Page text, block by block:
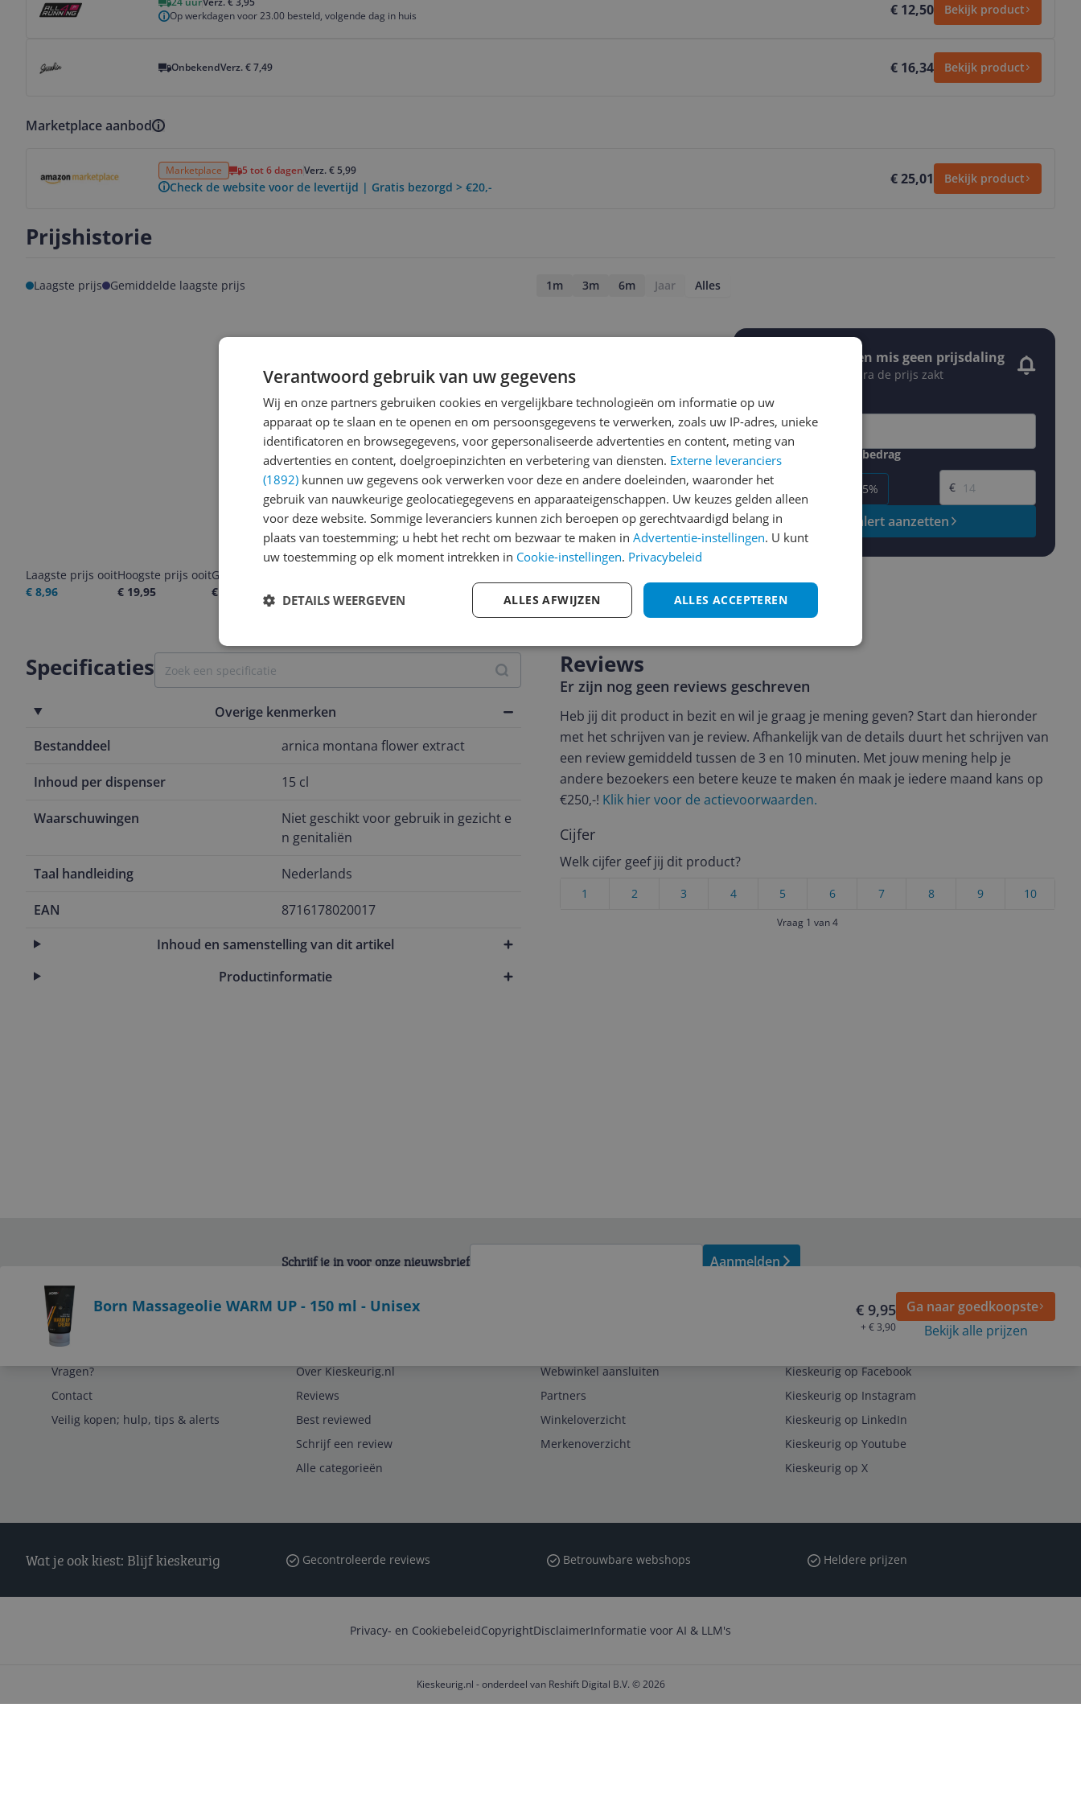
Op werkdagen voor 23.00 besteld, volgende dag in huis
€ 12,50 Bekijk product
OnbekendVerz. € 7,49 € 16,34 Bekijk product
Marketplace aanbod
Marketplace 5 tot 6 dagenVerz. € 5,99
Check de website voor de levertijd | Gratis bezorgd > €20,- € 25,01 Bekijk product
Prijshistorie
Laagste prijs Gemiddelde laagste prijs 1m 3m 6m Jaar Alles
Laagste prijs ooit
€ 8,96
Hoogste prijs ooit
€ 19,95
Goedkoopste nu
€ 9,95
Stel een alert in en mis geen prijsdaling
Krijg een seintje zodra de prijs zakt
Gewenste daling of bedrag
-5% -15%
Gewenste prijs
€
Prijsalert aanzetten
Specificaties
Overige kenmerken
Bestanddeel
arnica montana flower extract
Inhoud per dispenser 15 cl
Waarschuwingen
Niet geschikt voor gebruik in gezicht e
n genitaliën
Taal handleiding Nederlands
EAN
8716178020017
Inhoud en samenstelling van dit artikel
Productinformatie
Reviews
Er zijn nog geen reviews geschreven
Heb jij dit product in bezit en wil je graag je mening geven? Start dan hieronder
met het schrijven van je review. Afhankelijk van de details duurt het schrijven van
een review gemiddeld tussen de 3 en 10 minuten. Met jouw mening help je
andere bezoekers een betere keuze te maken én maak je iedere maand kans op
€250,-! Klik hier voor de actievoorwaarden.
Cijfer
Welk cijfer geef jij dit product?
10
9
8
7
6
5
4
3
2
1
Vraag 1 van 4
Born Massageolie WARM UP - 150 ml - Unisex € 9,95
+ € 3,90
Ga naar goedkoopste
Bekijk alle prijzen
Schrijf je in voor onze nieuwsbrief Aanmelden
Service
Vragen?
Contact
Veilig kopen; hulp, tips & alerts
Over Kieskeurig.nl
Reviews
Best reviewed
Schrijf een review
Alle categorieën
Webwinkel aansluiten
Partners
Winkeloverzicht
Merkenoverzicht
Kieskeurig op Facebook
Kieskeurig op Instagram
Kieskeurig op LinkedIn
Kieskeurig op Youtube
Kieskeurig op X
Wat je ook kiest: Blijf kieskeurig Gecontroleerde reviews Betrouwbare webshops Heldere prijzen
Privacy- en CookiebeleidCopyrightDisclaimerInformatie voor AI & LLM's
Kieskeurig.nl - onderdeel van Reshift Digital B.V. © 2026
Verantwoord gebruik van uw gegevens
Wij en onze partners gebruiken cookies en vergelijkbare technologieën om informatie op uw
apparaat op te slaan en te openen en om persoonsgegevens te verwerken, zoals uw IP-adres, unieke
identificatoren en browsegegevens, voor gepersonaliseerde advertenties en content, meting van
advertenties en content, doelgroepinzichten en verbetering van diensten. Externe leveranciers
(1892) kunnen uw gegevens ook verwerken voor deze en andere doeleinden, waaronder het
gebruik van nauwkeurige geolocatiegegevens en apparaateigenschappen. Uw keuzes gelden alleen
voor deze website. Sommige leveranciers kunnen zich beroepen op gerechtvaardigd belang in
plaats van toestemming; u hebt het recht om bezwaar te maken in Advertentie-instellingen. U kunt
uw toestemming op elk moment intrekken in Cookie-instellingen. Privacybeleid
ALLES ACCEPTEREN
ALLES AFWIJZEN
DETAILS WEERGEVEN